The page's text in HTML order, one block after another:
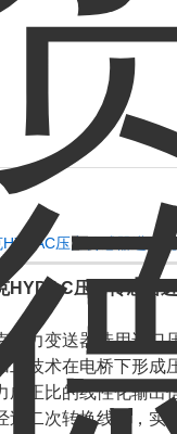
压力传感器进口
HYDAC压力传感器
压力变送器选用进口
工技术在电桥下形成
成正比的线性化输出
过二次转换线路，实